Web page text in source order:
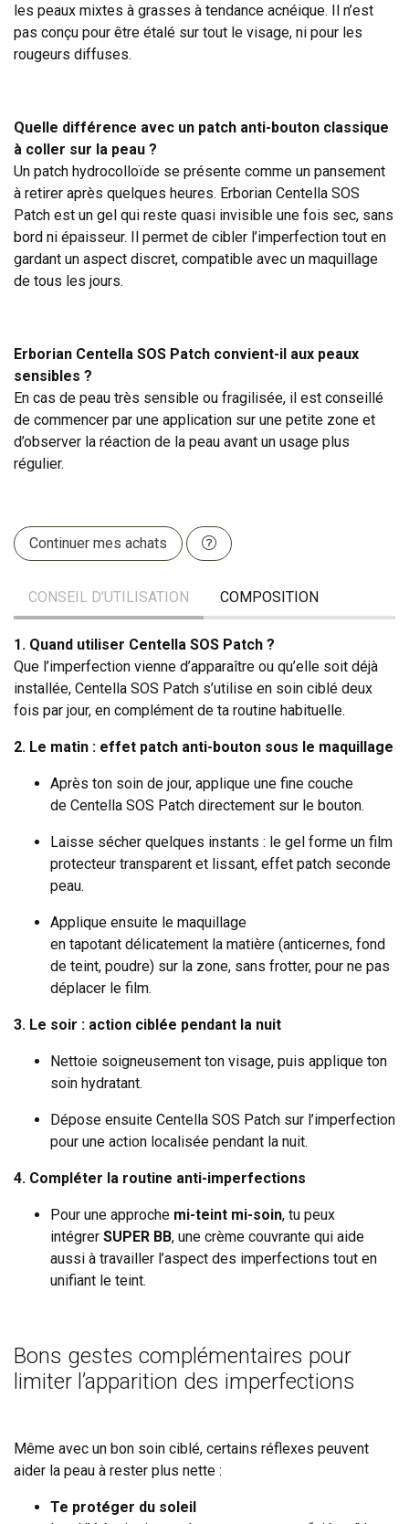
les peaux mixtes à grasses à tendance acnéique. Il n’est
pas conçu pour être étalé sur tout le visage, ni pour les
rougeurs diffuses.
Quelle différence avec un patch anti-bouton classique
à coller sur la peau ?
Un patch hydrocolloïde se présente comme un pansement
à retirer après quelques heures. Erborian Centella SOS
Patch est un gel qui reste quasi invisible une fois sec, sans
bord ni épaisseur. Il permet de cibler l’imperfection tout en
gardant un aspect discret, compatible avec un maquillage
de tous les jours.
Erborian Centella SOS Patch convient-il aux peaux
sensibles ?
En cas de peau très sensible ou fragilisée, il est conseillé
de commencer par une application sur une petite zone et
d’observer la réaction de la peau avant un usage plus
régulier.
Continuer mes achats
CONSEIL D’UTILISATION COMPOSITION
1. Quand utiliser Centella SOS Patch ?
Que l’imperfection vienne d’apparaître ou qu’elle soit déjà
installée, Centella SOS Patch s’utilise en soin ciblé deux
fois par jour, en complément de ta routine habituelle.
2. Le matin : effet patch anti-bouton sous le maquillage
Après ton soin de jour, applique une fine couche
de Centella SOS Patch directement sur le bouton.
Laisse sécher quelques instants : le gel forme un film
protecteur transparent et lissant, effet patch seconde
peau.
Applique ensuite le maquillage
en tapotant délicatement la matière (anticernes, fond
de teint, poudre) sur la zone, sans frotter, pour ne pas
déplacer le film.
3. Le soir : action ciblée pendant la nuit
Nettoie soigneusement ton visage, puis applique ton
soin hydratant.
Dépose ensuite Centella SOS Patch sur l’imperfection
pour une action localisée pendant la nuit.
4. Compléter la routine anti-imperfections
Pour une approche mi-teint mi-soin, tu peux
intégrer SUPER BB, une crème couvrante qui aide
aussi à travailler l’aspect des imperfections tout en
unifiant le teint.
Bons gestes complémentaires pour
limiter l’apparition des imperfections
Même avec un bon soin ciblé, certains réflexes peuvent
aider la peau à rester plus nette :
Te protéger du soleil